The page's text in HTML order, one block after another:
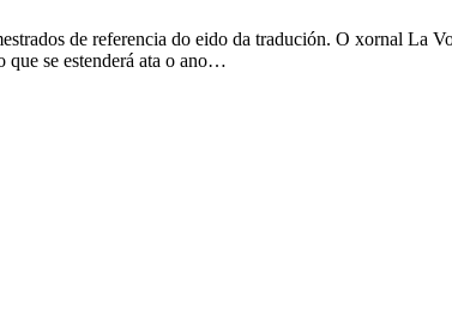
de referencia do eido da tradución. O xornal La
que se estenderá ata o ano…